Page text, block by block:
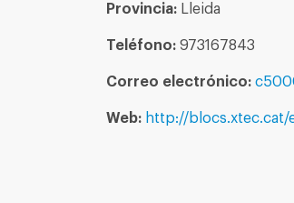
Provincia: Lleida
Teléfono: 973167843
Correo electrónico:
Web: http://blocs.xtec.cat/